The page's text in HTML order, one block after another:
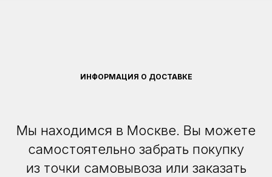
ИНФОРМАЦИЯ О ДОСТАВКЕ
Мы находимся в Москве. Вы можете
самостоятельно забрать покупку
из точки самовывоза или заказать